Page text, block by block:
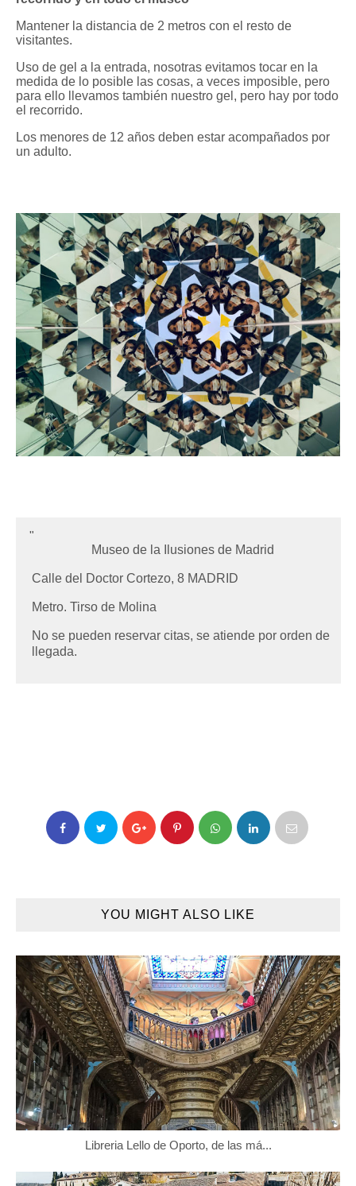
Mantener la distancia de 2 metros con el resto de
visitantes.
Uso de gel a la entrada, nosotras evitamos tocar en la
medida de lo posible las cosas, a veces imposible, pero
para ello llevamos también nuestro gel, pero hay por todo
el recorrido.
Los menores de 12 años deben estar acompañados por
un adulto.
Museo de la Ilusiones de Madrid
Calle del Doctor Cortezo, 8 MADRID
Metro. Tirso de Molina
No se pueden reservar citas, se atiende por orden de
llegada.
YOU MIGHT ALSO LIKE
Libreria Lello de Oporto, de las má...